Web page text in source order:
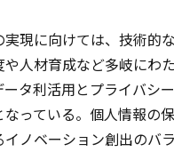
実現に向けては、技術的
や人材育成など多岐にわ
ータ利活用 と プライバシ
なっている。 個人情報の
イノベーション創出のバ